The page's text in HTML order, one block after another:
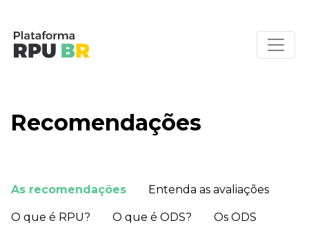
Recomendações
As recomendações Entenda as avaliações
O que é RPU? O que é ODS? Os ODS